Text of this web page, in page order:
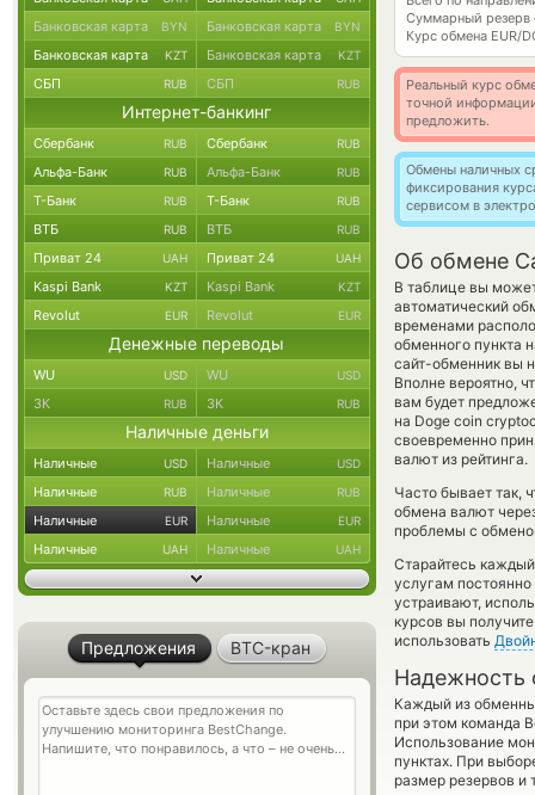
Суммарный резерв
Курс обмена EUR/
Реальный курс
точной
предложить.
Обмены наличных
фиксирования
сервисом в
Об обмене
В таблице вы
автоматический
временами
обменного пункта
сайт-обменник вы
Вполне вероятно,
вам будет
на Doge coin
своевременно
валют из рейтинга.
Часто бывает так,
обмена валют
проблемы с
Старайтесь
услугам
устраивают,
курсов вы
использовать
Надежность
Каждый из
при этом команда
Использование
пунктах. При
размер резервов и
Банковская карта BYN Банковская карта BYN
Банковская карта KZT Банковская карта KZT
СБП RUB СБП RUB
Интернет-банкинг
Сбербанк RUB Сбербанк RUB
Альфа-Банк RUB Альфа-Банк RUB
Т-Банк RUB Т-Банк RUB
ВТБ RUB ВТБ RUB
Приват 24 UAH Приват 24 UAH
Kaspi Bank KZT Kaspi Bank KZT
Revolut EUR Revolut EUR
Денежные переводы
WU USD WU USD
ЗК RUB ЗК RUB
Наличные деньги
Наличные USD Наличные USD
Наличные RUB Наличные RUB
Наличные EUR Наличные EUR
Наличные UAH Наличные UAH
Предложения BTC-кран